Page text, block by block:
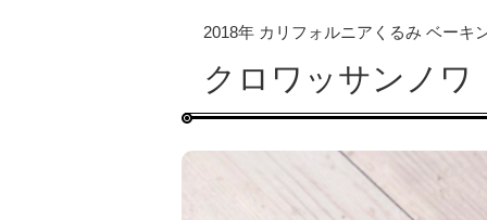
2018年 カリフォルニアくるみ ベーキ
クロワッサンノワ